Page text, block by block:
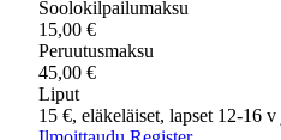
Soolokilpailumaksu
15,00 €
Peruutusmaksu
45,00 €
Liput
15 €, eläkeläiset, lapset 12-16